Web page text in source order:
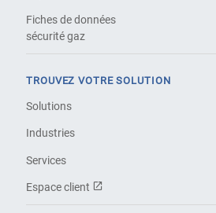
Fiches de données
sécurité gaz
TROUVEZ VOTRE SOLUTION
Solutions
Industries
Services
Espace client